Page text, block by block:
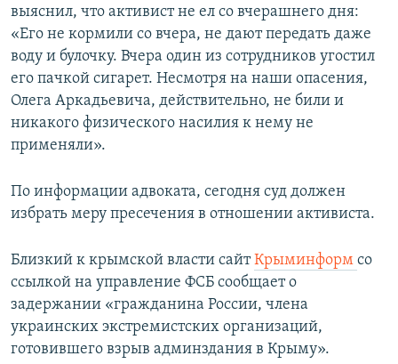
выяснил, что активист не ел со вчерашнего дня:
«Его не кормили со вчера, не дают передать даже
воду и булочку. Вчера один из сотрудников угостил
его пачкой сигарет. Несмотря на наши опасения,
Олега Аркадьевича, действительно, не били и
никакого физического насилия к нему не
применяли».
По информации адвоката, сегодня суд должен
избрать меру пресечения в отношении активиста.
Близкий к крымской власти сайтКрыминформ со
ссылкой на управление ФСБ сообщает о
задержании «гражданина России, члена
украинских экстремистских организаций,
готовившего взрыв админздания в Крыму».